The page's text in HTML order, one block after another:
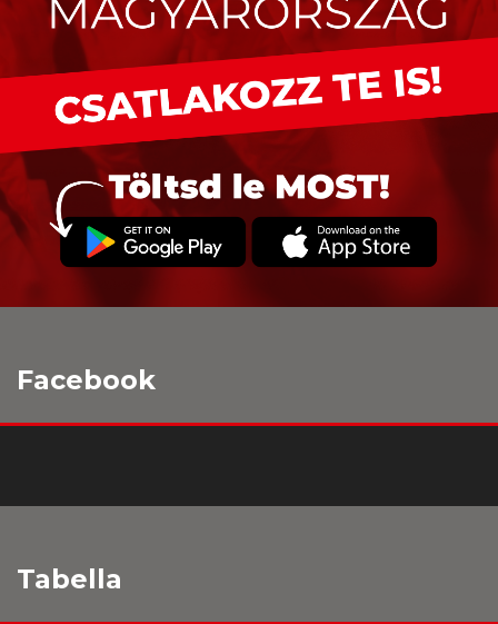
Facebook
Tabella